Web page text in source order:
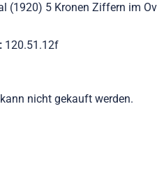
(1920) 5 Kronen Ziffern im
120.51.12f
nicht gekauft werden.